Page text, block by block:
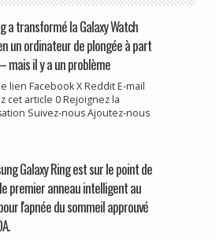
a transformé la Galaxy Watch
un ordinateur de plongée à part
mais il y a un problème
lien Facebook X Reddit E-mail
cet article 0 Rejoignez la
Suivez-nous Ajoutez-nous
Galaxy Ring est sur le point de
premier anneau intelligent au
l'apnée du sommeil approuvé